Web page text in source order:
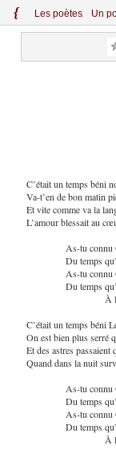
{ Les poètes Un
C’était un temps béni
Va-t’en de bon matin
Et vite comme va la
L’amour blessait au
As-tu connu
Du temps qu’il
As-tu connu
Du temps qu’il
À la
C’était un temps béni
On est bien plus serré
Et des astres passaient
Quand dans la nuit
As-tu connu
Du temps qu’il
As-tu connu
Du temps qu’il
À la